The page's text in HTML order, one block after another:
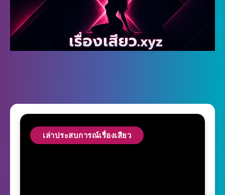
เล่าประสบการณ์เรื่องเสียว